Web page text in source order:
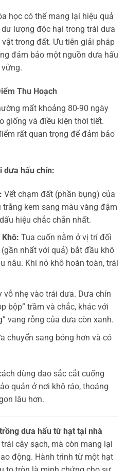
học có thể mang lại hiệu quả
lượng độc hại trong trái dưa
trong đất. Ưu tiên giải pháp
đảm bảo một nguồn dưa hấu
Thu Hoạch
mất khoảng 80-90 ngày
giống và điều kiện thời tiết.
rất quan trọng để đảm bảo
dưa hấu chín:
Vết chạm đất (phần bụng) của
kem sang màu vàng đậm
hiệu chắc chắn nhất.
Tua cuốn nằm ở vị trí đối
nhất với quả) bắt đầu khô
nâu. Khi nó khô hoàn toàn, trái
vỗ nhẹ vào trái dưa. Dưa chín
bộp” trầm và chắc, khác với
vang rỗng của dưa còn xanh.
chuyển sang bóng hơn và có
dùng dao sắc cắt cuống
quản ở nơi khô ráo, thoáng
lâu hơn.
dưa hấu từ hạt tại nhà
cây sạch, mà còn mang lại
động. Hành trình từ một hạt